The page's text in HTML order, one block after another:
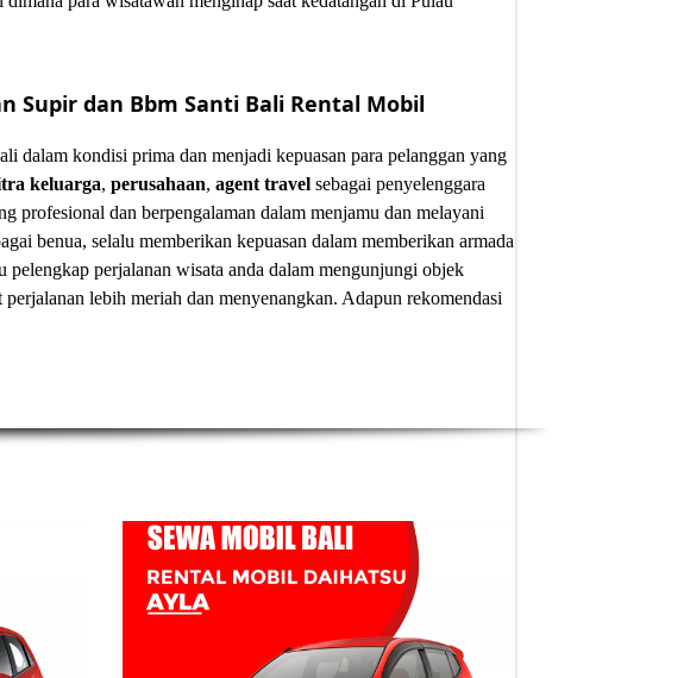
Supir dan Bbm Santi Bali Rental Mobil
dalam kondisi prima dan menjadi kepuasan para pelanggan yang
keluarga, perusahaan, agent travel sebagai penyelenggara
profesional dan berpengalaman dalam menjamu dan melayani
benua, selalu memberikan kepuasan dalam memberikan armada
pelengkap perjalanan wisata anda dalam mengunjungi objek
lebih meriah dan menyenangkan. Adapun rekomendasi